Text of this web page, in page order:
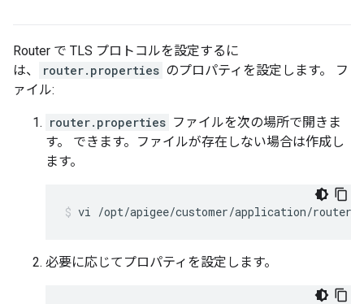
Router で TLS プロトコルを設定するに
は、
router.properties のプロパティを設定します。 フ
ァイル:
router.properties ファイルを次の場所で開きま
す。 できます。ファイルが存在しない場合は作成し
ます。
vi /opt/apigee/customer/application/
必要に応じてプロパティを設定します。